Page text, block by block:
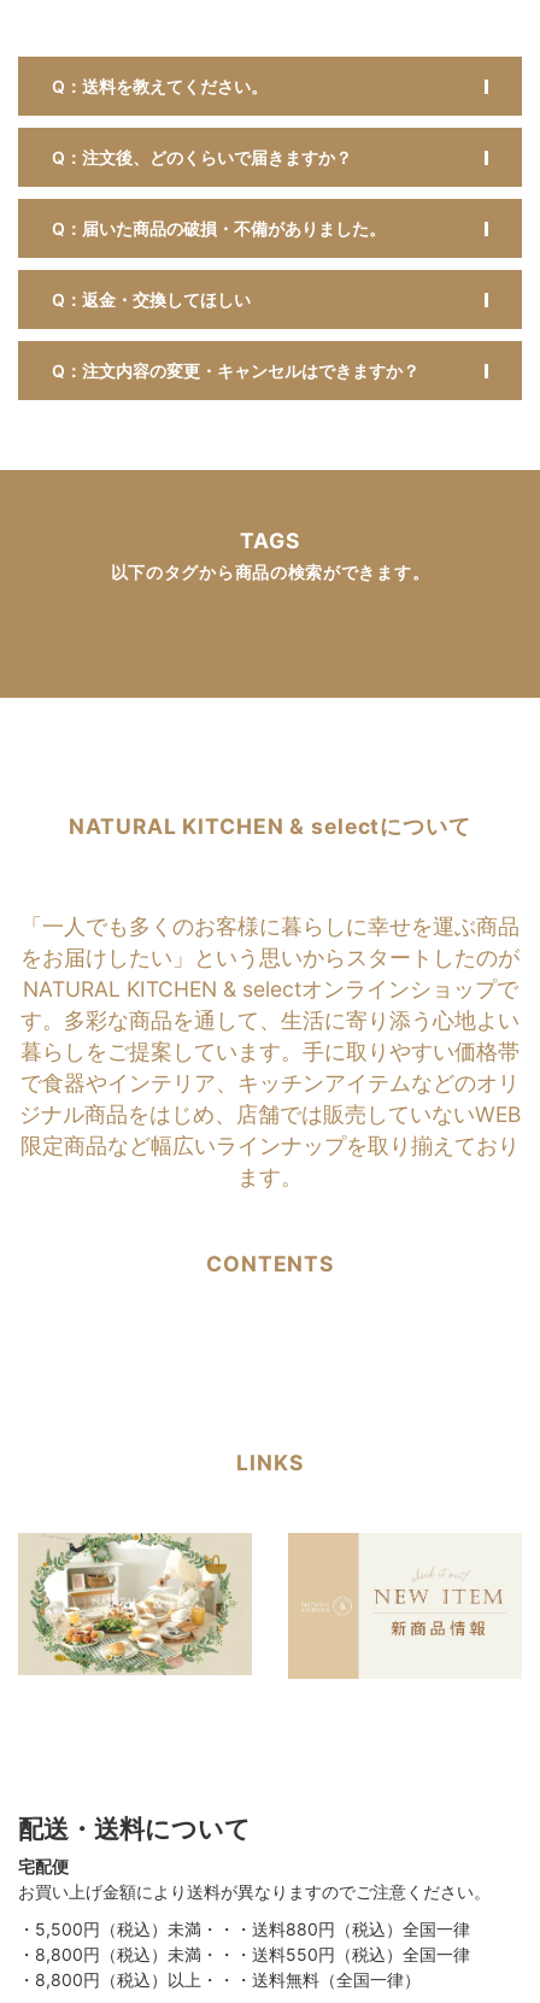
Q：送料を教えてください。
Q：注文後、どのくらいで届きますか？
Q：届いた商品の破損・不備がありました。
Q：返金・交換してほしい
Q：注文内容の変更・キャンセルはできますか？
TAGS
以下のタグから商品の検索ができます。
NATURAL KITCHEN & selectについて
「一人でも多くのお客様に暮らしに幸せを運ぶ商品
をお届けしたい」という思いからスタートしたのが
NATURAL KITCHEN & selectオンラインショップで
す。多彩な商品を通して、生活に寄り添う心地よい
暮らしをご提案しています。手に取りやすい価格帯
で食器やインテリア、キッチンアイテムなどのオリ
ジナル商品をはじめ、店舗では販売していないWEB
限定商品など幅広いラインナップを取り揃えており
ます。
CONTENTS
LINKS
配送・送料について
宅配便
お買い上げ金額により送料が異なりますのでご注意ください。
・5,500円（税込）未満・・・送料880円（税込）全国一律
・8,800円（税込）未満・・・送料550円（税込）全国一律
・8,800円（税込）以上・・・送料無料（全国一律）